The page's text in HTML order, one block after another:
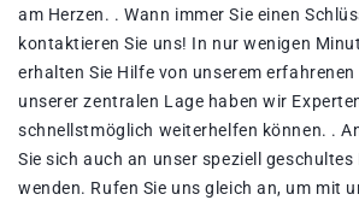
am Herzen. . Wann immer Sie einen
kontaktieren Sie uns! In nur wenigen
erhalten Sie Hilfe von unserem
unserer zentralen Lage haben wir
schnellstmöglich weiterhelfen können. .
Sie sich auch an unser speziell geschultes
wenden. Rufen Sie uns gleich an, um mit